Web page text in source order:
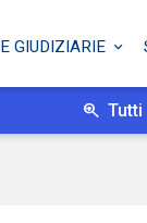
GIUDIZIARIE
Tutti